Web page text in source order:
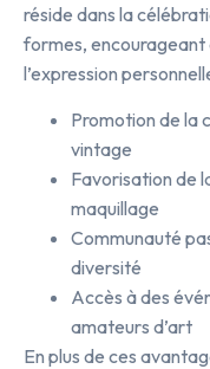
réside dans la
formes, encourageant
l’expression
Promotion de la
vintage
Favorisation de
maquillage
Communauté
diversité
Accès à des
amateurs d’art
En plus de ces